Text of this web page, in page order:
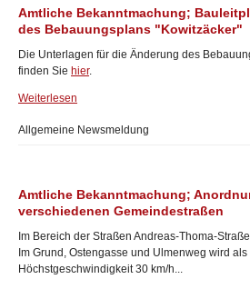
Amtliche Bekanntmachung;
des Bebauungsplans "Kowitzäcker"
Die Unterlagen für die Änderung des
finden Sie hier.
Weiterlesen
Allgemeine Newsmeldung
Amtliche Bekanntmachung;
verschiedenen Gemeindestraßen
Im Bereich der Straßen Andreas-Thoma-
Im Grund, Ostengasse und Ulmenweg wird
Höchstgeschwindigkeit 30 km/h...